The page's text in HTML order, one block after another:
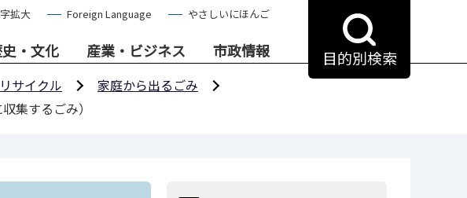
拡大 Foreign Language やさしいにほんご
・文化 産業・ビジネス 市政情報 目的別検索
サイクル
家庭から出るごみ
集するごみ）